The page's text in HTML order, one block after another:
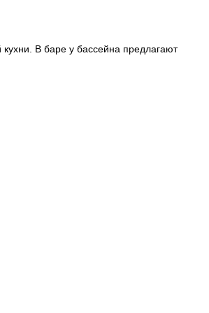
В баре у бассейна предлагают